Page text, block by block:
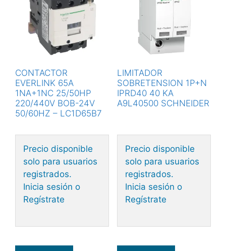
CONTACTOR
EVERLINK 65A
1NA+1NC 25/50HP
220/440V BOB-24V
50/60HZ – LC1D65B7
Precio disponible
solo para usuarios
registrados.
Inicia sesión o
Regístrate
LIMITADOR
SOBRETENSION 1P+N
IPRD40 40 KA
A9L40500 SCHNEIDER
Precio disponible
solo para usuarios
registrados.
Inicia sesión o
Regístrate